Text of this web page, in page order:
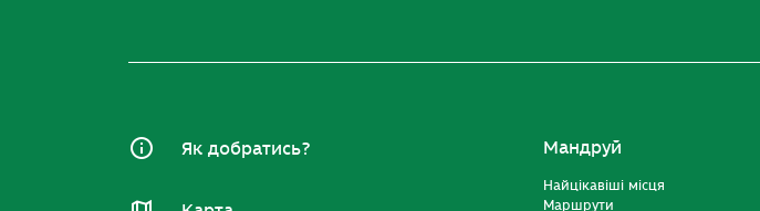
Як добратись? Мандруй
Найцікавіші місця
Маршрути